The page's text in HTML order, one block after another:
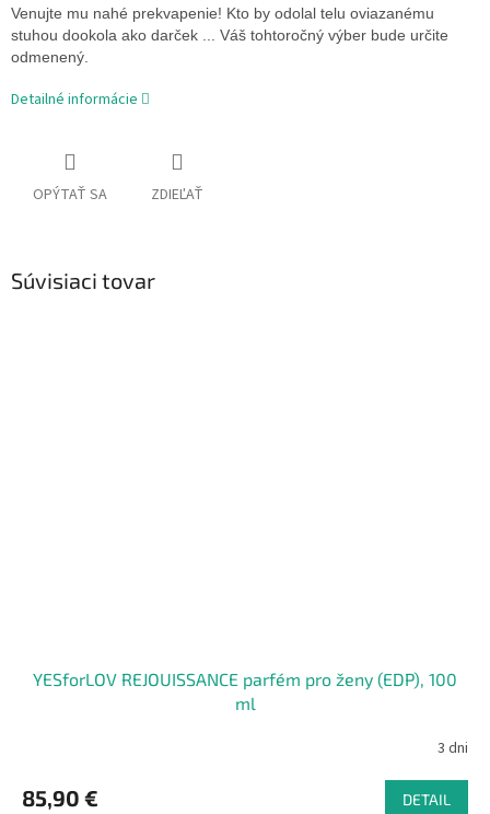
Venujte mu nahé prekvapenie! Kto by odolal telu oviazanému
stuhou dookola ako darček ... Váš tohtoročný výber bude určite
odmenený.
Detailné informácie
OPÝTAŤ SA ZDIEĽAŤ
Súvisiaci tovar
YESforLOV REJOUISSANCE parfém pro ženy (EDP), 100
ml
3 dni
85,90 € DETAIL